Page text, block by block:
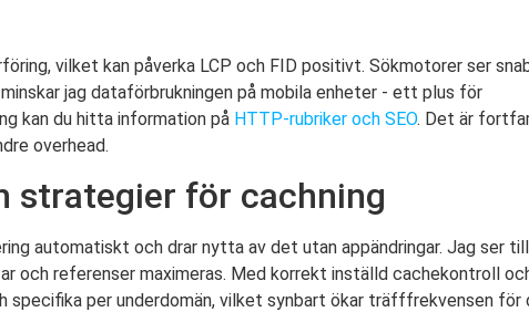
vilket kan påverka LCP och FID positivt. Sökmotorer ser
jag dataförbrukningen på mobila enheter - ett plus för
kan du hitta information på HTTP-rubriker och SEO. Det är
overhead.
strategier för cachning
automatiskt och drar nytta av det utan appändringar. Jag ser
och referenser maximeras. Med korrekt inställd cachekontroll
specifika per underdomän, vilket synbart ökar träfffrekvensen för